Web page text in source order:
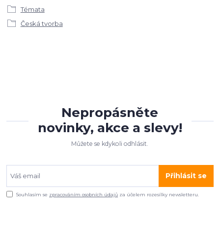
Témata
Česká tvorba
Nepropásněte
novinky, akce a slevy!
Můžete se kdykoli odhlásit.
Přihlásit se
Souhlasím se zpracováním osobních údajů za účelem rozesílky newsletteru.